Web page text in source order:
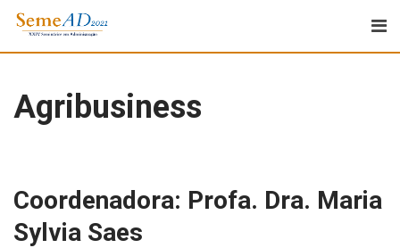
Agribusiness
Coordenadora: Profa. Dra. Maria
Sylvia Saes